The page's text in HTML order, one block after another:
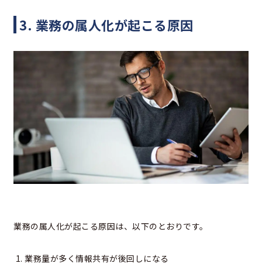
3. 業務の属人化が起こる原因
業務の属人化が起こる原因は、以下のとおりです。
業務量が多く情報共有が後回しになる